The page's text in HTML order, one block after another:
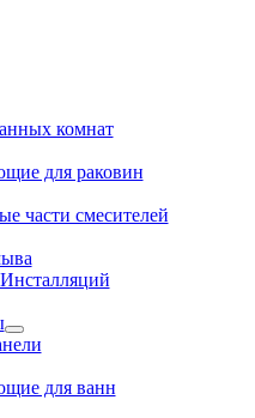
комнат
для раковин
части смесителей
для ванн